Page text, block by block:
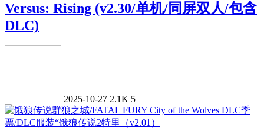
Versus: Rising (v2.30/单机/同屏双人/包含
DLC)
2025-10-27 2.1K 5